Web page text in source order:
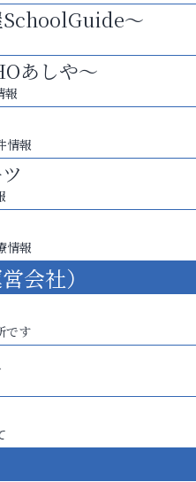
SchoolGuide～
あしや～
報
情報
情報
会社）
です